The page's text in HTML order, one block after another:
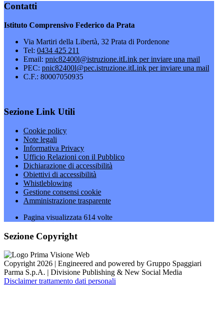
Contatti
Istituto Comprensivo Federico da Prata
Via Martiri della Libertà, 32 Prata di Pordenone
Tel: 0434 425 211
Email: pnic82400l@istruzione.itLink per inviare una mail
PEC: pnic82400l@pec.istruzione.itLink per inviare una mail
C.F.: 80007050935
Sezione Link Utili
Cookie policy
Note legali
Informativa Privacy
Ufficio Relazioni con il Pubblico
Dichiarazione di accessibilità
Obiettivi di accessibilità
Whistleblowing
Gestione consensi cookie
Amministrazione trasparente
Pagina visualizzata 614 volte
Sezione Copyright
Copyright 2026 | Engineered and powered by Gruppo Spaggiari
Parma S.p.A. | Divisione Publishing & New Social Media
Disclaimer trattamento dati personali